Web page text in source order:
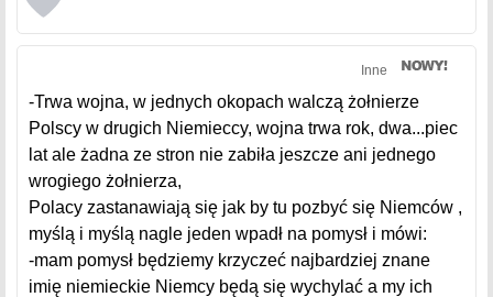
Inne
-Trwa wojna, w jednych okopach walczą żołnierze
Polscy w drugich Niemieccy, wojna trwa rok, dwa...piec
lat ale żadna ze stron nie zabiła jeszcze ani jednego
wrogiego żołnierza,
Polacy zastanawiają się jak by tu pozbyć się Niemców ,
myślą i myślą nagle jeden wpadł na pomysł i mówi:
-mam pomysł będziemy krzyczeć najbardziej znane
imię niemieckie Niemcy będą się wychylać a my ich